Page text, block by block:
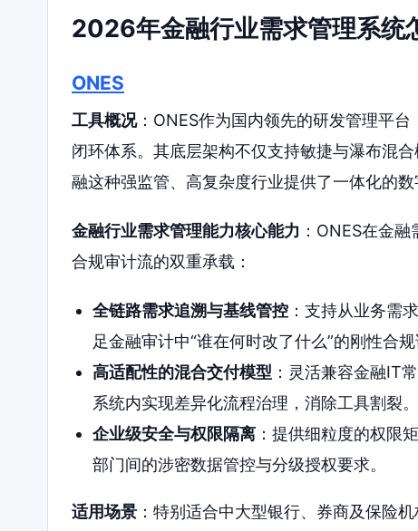
2026年金融行业需求管理系统
ONES
工具概况：ONES作为国内领先的研发管理平
闭环体系。其底层架构不仅支持敏捷与瀑布混
融这种强监管、高复杂度行业提供了一体化的数
金融行业需求管理能力核心能力 ：ONES在金
合规审计流的双重承载：
全链路需求追溯与基线管控：支持从业务需
足金融审计中“谁在何时改了什么”的刚性合规
高适配性的混合交付模型 ：灵活兼容金融IT
系统内实现差异化流程治理，消除工具割裂。
企业级安全与权限隔离：提供细粒度的权限
部门间的涉密数据管控与分级授权要求。
适用场景 ：特别适合中大型银行、券商及保险